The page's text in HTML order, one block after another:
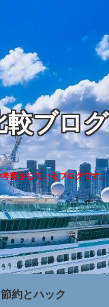
較ブログ
察をしているブログです。
節約とハック